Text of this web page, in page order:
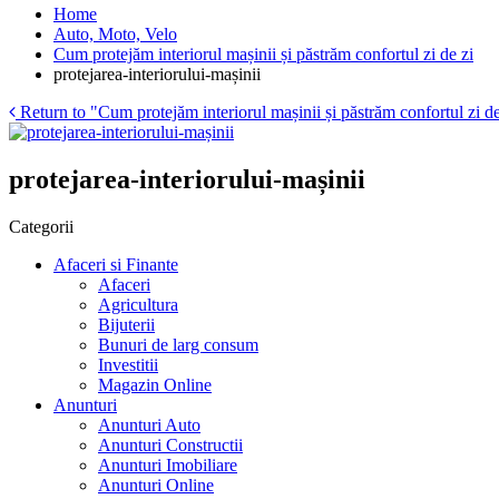
Home
Auto, Moto, Velo
Cum protejăm interiorul mașinii și păstrăm confortul zi de zi
protejarea-interiorului-mașinii
Return to "Cum protejăm interiorul mașinii și păstrăm confortul zi
protejarea-interiorului-mașinii
Categorii
Afaceri si Finante
Afaceri
Agricultura
Bijuterii
Bunuri de larg consum
Investitii
Magazin Online
Anunturi
Anunturi Auto
Anunturi Constructii
Anunturi Imobiliare
Anunturi Online